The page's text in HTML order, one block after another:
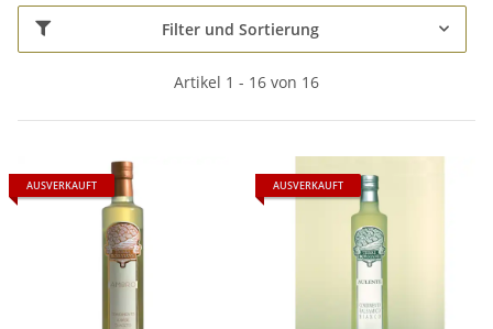
Filter und Sortierung
Artikel 1 - 16 von 16
AUSVERKAUFT AUSVERKAUFT